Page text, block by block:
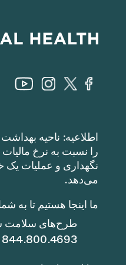
اطلاعیه: ناحیه
می‌دهد.
ما اینجا هستیم تا به
طرح‌های سلامت
844.800.4693